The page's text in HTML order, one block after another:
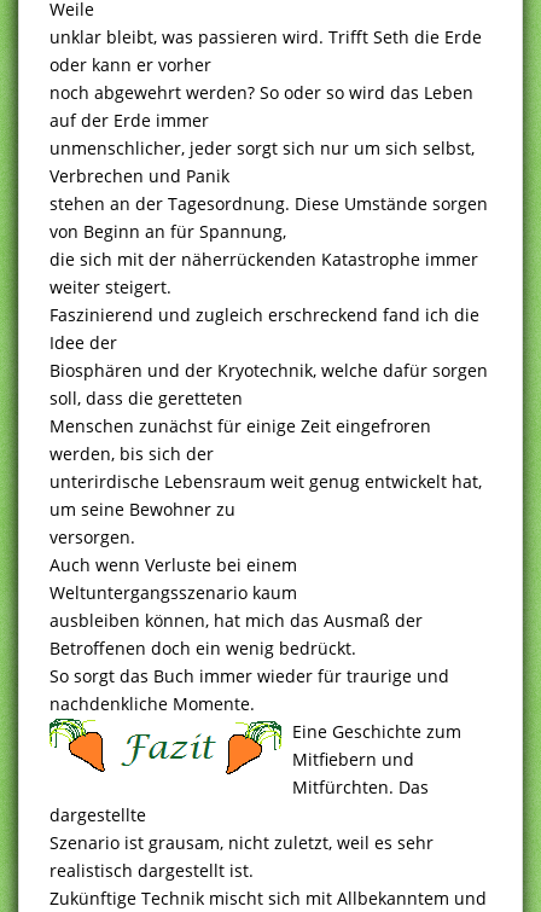
Weile
unklar bleibt, was passieren wird. Trifft Seth die Erde
oder kann er vorher
noch abgewehrt werden? So oder so wird das Leben
auf der Erde immer
unmenschlicher, jeder sorgt sich nur um sich selbst,
Verbrechen und Panik
stehen an der Tagesordnung. Diese Umstände sorgen
von Beginn an für Spannung,
die sich mit der näherrückenden Katastrophe immer
weiter steigert.
Faszinierend und zugleich erschreckend fand ich die
Idee der
Biosphären und der Kryotechnik, welche dafür sorgen
soll, dass die geretteten
Menschen zunächst für einige Zeit eingefroren
werden, bis sich der
unterirdische Lebensraum weit genug entwickelt hat,
um seine Bewohner zu
versorgen.
Auch wenn Verluste bei einem
Weltuntergangsszenario kaum
ausbleiben können, hat mich das Ausmaß der
Betroffenen doch ein wenig bedrückt.
So sorgt das Buch immer wieder für traurige und
nachdenkliche Momente.
Eine Geschichte zum
Mitfiebern und
Mitfürchten. Das
dargestellte
Szenario ist grausam, nicht zuletzt, weil es sehr
realistisch dargestellt ist.
Zukünftige Technik mischt sich mit Allbekanntem und